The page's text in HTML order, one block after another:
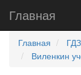
Главная
Главная ГДЗ
Виленкин